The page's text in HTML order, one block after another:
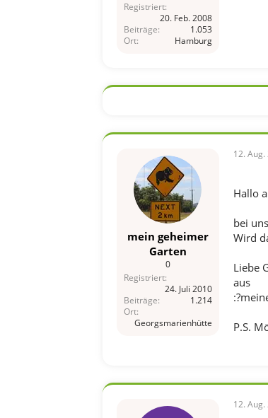
Registriert
20. Feb. 2008
Beiträge
1.053
Ort
Hamburg
mein geheimer
Garten
0
Registriert
24. Juli 2010
Beiträge
1.214
Ort
Georgsmarienhütte
12. Aug.
Hallo
bei
Wird
Liebe
aus
P.S.
12. Aug.